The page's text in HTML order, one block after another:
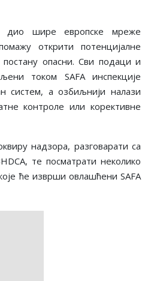
дио шире европске мреже
открити потенцијалне
опасни. Сви подаци и
током SAFA инспекције
систем, а озбиљнији налази
контроле или корективне
надзора, разговарати са
те посматрати неколико
ће изврши овлашћени SAFA